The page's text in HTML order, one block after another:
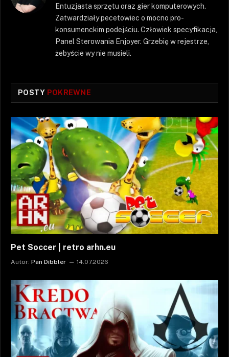
Entuzjasta sprzętu oraz gier komputerowych.
Zatwardziały pecetowiec o mocno pro-
konsumenckim podejściu. Człowiek specyfikacja,
Panel Sterowania Enjoyer. Grzebię w rejestrze,
żebyście wy nie musieli.
POSTY POKREWNE
Pet Soccer | retro arhn.eu
Autor: Pan Dibbler 14.07.2026